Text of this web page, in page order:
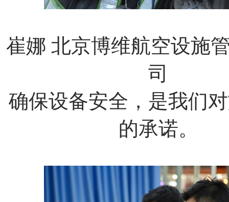
崔娜 北京博维航空设施
司
确保设备安全，是我们
的承诺。